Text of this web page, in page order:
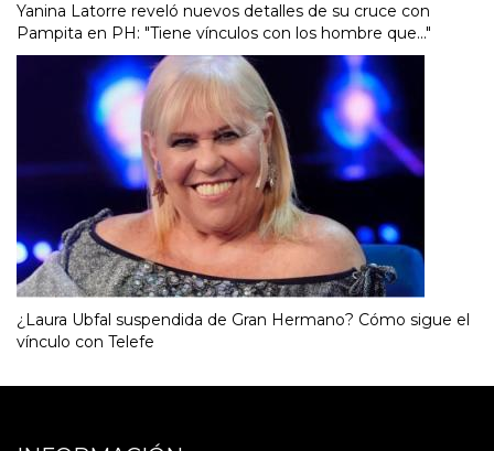
Yanina Latorre reveló nuevos detalles de su cruce con
Pampita en PH: "Tiene vínculos con los hombre que..."
¿Laura Ubfal suspendida de Gran Hermano? Cómo sigue el
vínculo con Telefe